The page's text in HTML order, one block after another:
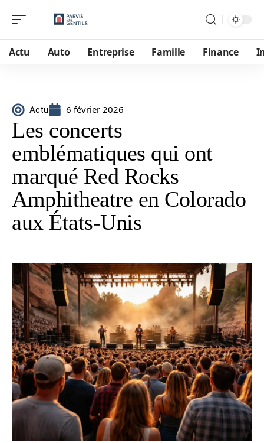
Actu Auto Entreprise Famille Finance
Actu 6 février 2026
Les concerts
emblématiques qui ont
marqué Red Rocks
Amphitheatre en Colorado
aux États‑Unis